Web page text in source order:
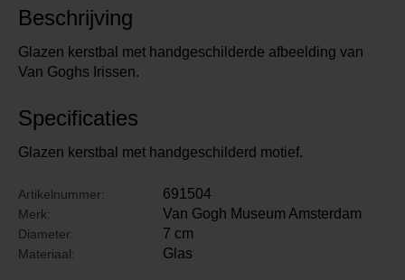
Beschrijving
Glazen kerstbal met handgeschilderde afbeelding van
Van Goghs Irissen.
Specificaties
Glazen kerstbal met handgeschilderd motief.
Artikelnummer: 691504
Merk: Van Gogh Museum Amsterdam
Diameter: 7 cm
Materiaal: Glas